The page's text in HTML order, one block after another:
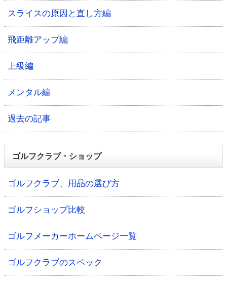
スライスの原因と直し方編
飛距離アップ編
上級編
メンタル編
過去の記事
ゴルフクラブ・ショップ
ゴルフクラブ、用品の選び方
ゴルフショップ比較
ゴルフメーカーホームページ一覧
ゴルフクラブのスペック